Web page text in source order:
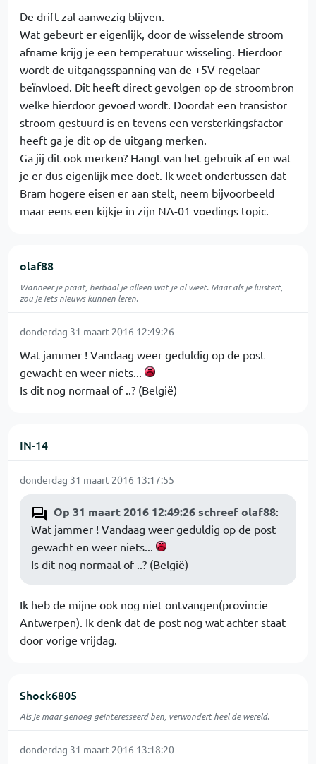
De drift zal aanwezig blijven.
Wat gebeurt er eigenlijk, door de wisselende stroom
afname krijg je een temperatuur wisseling. Hierdoor
wordt de uitgangsspanning van de +5V regelaar
beïnvloed. Dit heeft direct gevolgen op de stroombron
welke hierdoor gevoed wordt. Doordat een transistor
stroom gestuurd is en tevens een versterkingsfactor
heeft ga je dit op de uitgang merken.
Ga jij dit ook merken? Hangt van het gebruik af en wat
je er dus eigenlijk mee doet. Ik weet ondertussen dat
Bram hogere eisen er aan stelt, neem bijvoorbeeld
maar eens een kijkje in zijn NA-01 voedings topic.
olaf88
Wanneer je praat, herhaal je alleen wat je al weet. Maar als je luistert,
zou je iets nieuws kunnen leren.
donderdag 31 maart 2016 12:49:26
Wat jammer ! Vandaag weer geduldig op de post
gewacht en weer niets...
Is dit nog normaal of ..? (België)
IN-14
donderdag 31 maart 2016 13:17:55
Op 31 maart 2016 12:49:26 schreef olaf88:
Wat jammer ! Vandaag weer geduldig op de post
gewacht en weer niets...
Is dit nog normaal of ..? (België)
Ik heb de mijne ook nog niet ontvangen(provincie
Antwerpen). Ik denk dat de post nog wat achter staat
door vorige vrijdag.
Shock6805
Als je maar genoeg geinteresseerd ben, verwondert heel de wereld.
donderdag 31 maart 2016 13:18:20